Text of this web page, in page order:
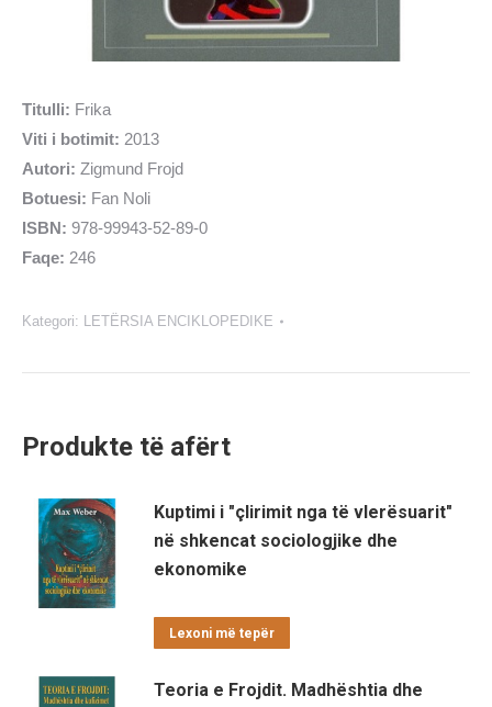
Titulli: Frika
Viti i botimit: 2013
Autori: Zigmund Frojd
Botuesi: Fan Noli
ISBN: 978-99943-52-89-0
Faqe: 246
Kategori: LETËRSIA ENCIKLOPEDIKE
Produkte të afërt
Kuptimi i "çlirimit nga të vlerësuarit"
në shkencat sociologjike dhe
ekonomike
Lexoni më tepër
Teoria e Frojdit. Madhështia dhe